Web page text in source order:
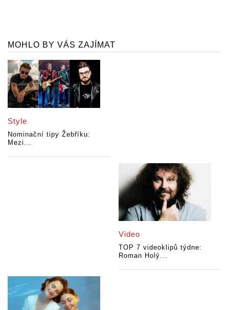
MOHLO BY VÁS ZAJÍMAT
Style
Nominační tipy Žebříku:
Mezi...
Video
TOP 7 videoklipů týdne:
Roman Holý...